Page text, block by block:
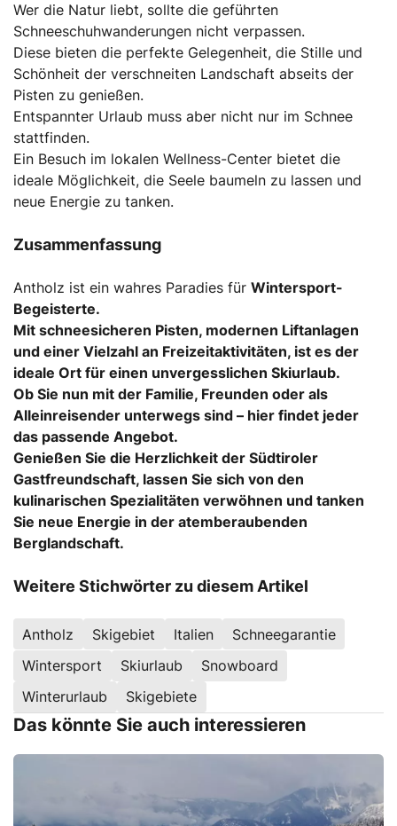
Wer die Natur liebt, sollte die geführten
Schneeschuhwanderungen nicht verpassen.
Diese bieten die perfekte Gelegenheit, die Stille und
Schönheit der verschneiten Landschaft abseits der
Pisten zu genießen.
Entspannter Urlaub muss aber nicht nur im Schnee
stattfinden.
Ein Besuch im lokalen Wellness-Center bietet die
ideale Möglichkeit, die Seele baumeln zu lassen und
neue Energie zu tanken.
Zusammenfassung
Antholz ist ein wahres Paradies für Wintersport-
Begeisterte.
Mit schneesicheren Pisten, modernen Liftanlagen
und einer Vielzahl an Freizeitaktivitäten, ist es der
ideale Ort für einen unvergesslichen Skiurlaub.
Ob Sie nun mit der Familie, Freunden oder als
Alleinreisender unterwegs sind – hier findet jeder
das passende Angebot.
Genießen Sie die Herzlichkeit der Südtiroler
Gastfreundschaft, lassen Sie sich von den
kulinarischen Spezialitäten verwöhnen und tanken
Sie neue Energie in der atemberaubenden
Berglandschaft.
Weitere Stichwörter zu diesem Artikel
Antholz Skigebiet Italien
Schneegarantie
Wintersport
Skiurlaub
Snowboard
Winterurlaub
Skigebiete
Das könnte Sie auch interessieren